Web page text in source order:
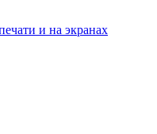
и на экранах